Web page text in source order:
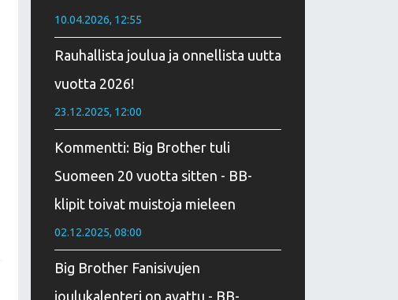
10.04.2026, 12:55
Rauhallista joulua ja onnellista uutta
vuotta 2026!
23.12.2025, 12:00
Kommentti: Big Brother tuli
Suomeen 20 vuotta sitten - BB-
klipit toivat muistoja mieleen
02.12.2025, 08:00
Big Brother Fanisivujen
joulukalenteri on avattu - BB-